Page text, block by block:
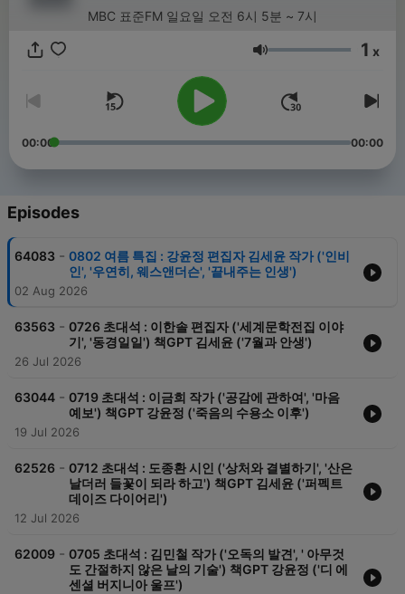
MBC 표준FM 일요일 오전 6시 5분 ~ 7시
Volume 1 x
00:00 00:00
Episodes
64083 - 0802 여름 특집 : 강윤정 편집자 김세윤 작가 ('인비
인', '우연히, 웨스앤더슨', '끝내주는 인생')
02 Aug 2026
63563 - 0726 초대석 : 이한솔 편집자 ('세계문학전집 이야
기', '동경일일') 책GPT 김세윤 ('7월과 안생')
26 Jul 2026
63044 - 0719 초대석 : 이금희 작가 ('공감에 관하여', '마음
예보') 책GPT 강윤정 ('죽음의 수용소 이후')
19 Jul 2026
62526 - 0712 초대석 : 도종환 시인 ('상처와 결별하기', '산은
날더러 들꽃이 되라 하고') 책GPT 김세윤 ('퍼펙트
데이즈 다이어리')
12 Jul 2026
62009 - 0705 초대석 : 김민철 작가 ('오독의 발견', ' 아무것
도 간절하지 않은 날의 기술') 책GPT 강윤정 ('디 에
센셜 버지니아 울프')